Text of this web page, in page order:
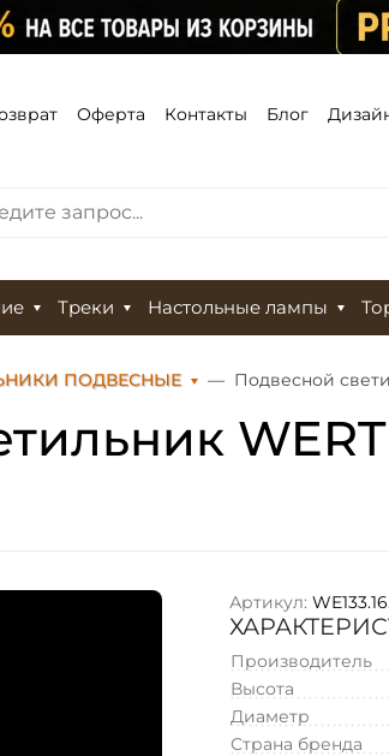
Оферта Контакты Блог
Треки Настольные лампы
ПОДВЕСНЫЕ Подвесной
Артикул:
Производитель
Высота
Диаметр
Страна бренда